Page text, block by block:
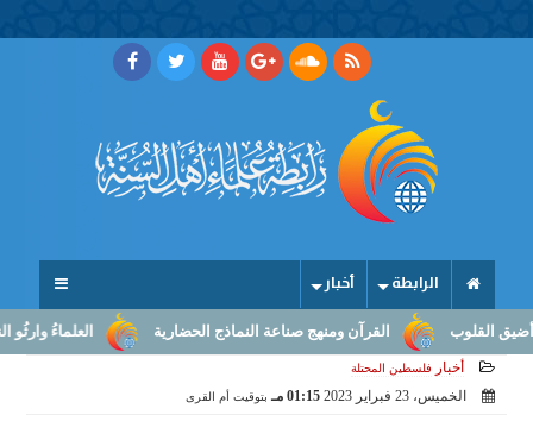
الرابطة أخبار
العلماءُ وارثُو القرآن ومنهج صناعة النماذج الحضارية
أخبار فلسطين المحتلة
الخميس، 23 فبراير 2023 01:15 مـ بتوقيت أم القرى